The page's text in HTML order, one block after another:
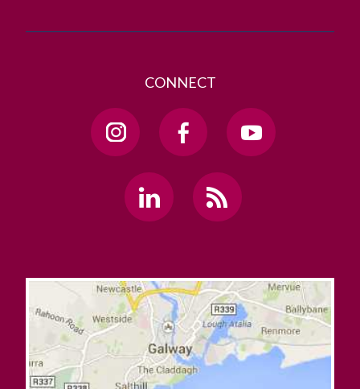
CONNECT